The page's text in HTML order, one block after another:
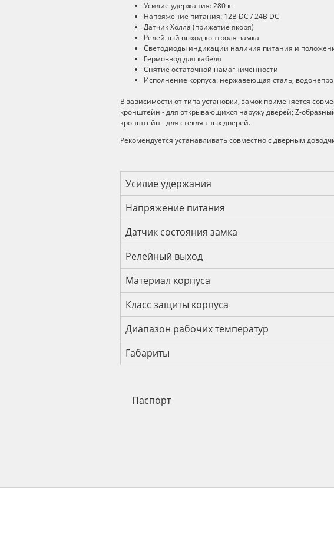
Усилие удержания: 280 кг
Напряжение питания: 12В DC / 24В DC
Датчик Холла (прижатие якоря)
Релейный выход контроля замка
Светодиоды индикации наличия питания и
Гермоввод для кабеля
Снятие остаточной намагниченности
Исполнение корпуса: нержавеющая сталь,
В зависимости от типа установки, замок применяется
кронштейн - для открывающихся наружу дверей; Z-
кронштейн - для стеклянных дверей.
Рекомендуется устанавливать совместно с дверным
Технические характеристики
Усилие удержания
Напряжение питания
Датчик состояния замка
Релейный выход
Материал корпуса
Класс защиты корпуса
Диапазон рабочих температур
Габариты
Паспорт